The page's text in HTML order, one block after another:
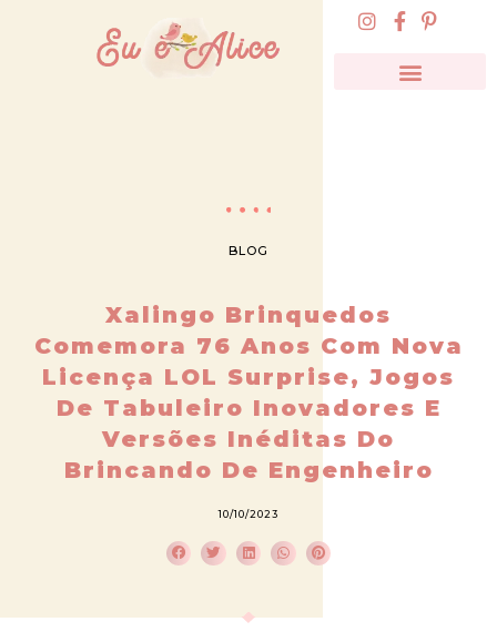
BLOG
Xalingo Brinquedos
Comemora 76 Anos Com Nova
Licença LOL Surprise, Jogos
De Tabuleiro Inovadores E
Versões Inéditas Do
Brincando De Engenheiro
10/10/2023